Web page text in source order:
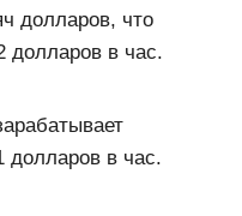
долларов, что
долларов в час.
долларов в час.